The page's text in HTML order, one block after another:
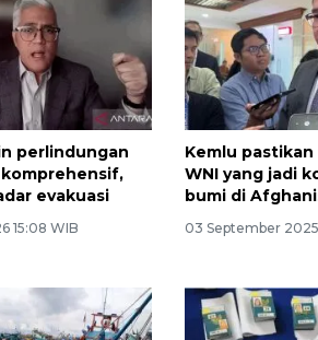
perlindungan
komprehensif,
evakuasi
15:08 WIB
Kemlu
WNI yang jadi
bumi di
03 September